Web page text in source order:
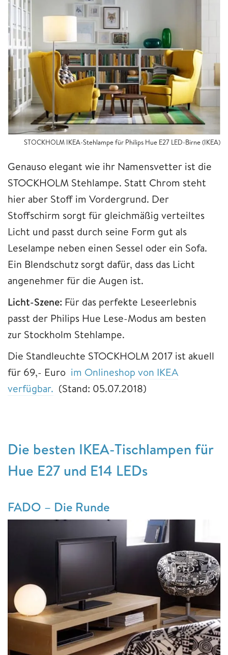
STOCKHOLM IKEA-Stehlampe für Philips Hue E27 LED-Birne (IKEA)
Genauso elegant wie ihr Namensvetter ist die
STOCKHOLM Stehlampe. Statt Chrom steht
hier aber Stoff im Vordergrund. Der
Stoffschirm sorgt für gleichmäßig verteiltes
Licht und passt durch seine Form gut als
Leselampe neben einen Sessel oder ein Sofa.
Ein Blendschutz sorgt dafür, dass das Licht
angenehmer für die Augen ist.
Licht-Szene: Für das perfekte Leseerlebnis
passt der Philips Hue Lese-Modus am besten
zur Stockholm Stehlampe.
Die Standleuchte STOCKHOLM 2017 ist akuell
für 69,- Euro im Onlineshop von IKEA
verfügbar. (Stand: 05.07.2018)
Die besten IKEA-Tischlampen für
Hue E27 und E14 LEDs
FADO – Die Runde